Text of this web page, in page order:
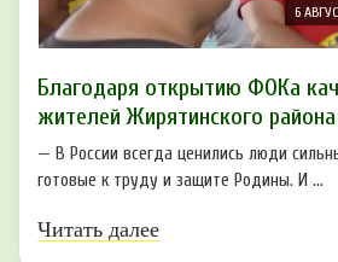
6
Благодаря открытию ФОКа
жителей Жирятинского
— В России всегда ценились люди
готовые к труду и защите Родины. И ...
Читать далее